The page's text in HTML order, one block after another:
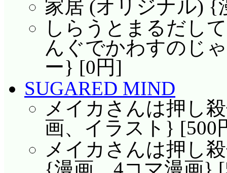
家居 (オリジナル) {
しらうとまるだし
んぐでかわすのじ
ー} [0円]
SUGARED MIND
メイカさんは押し
画、イラスト} [500
メイカさんは押し